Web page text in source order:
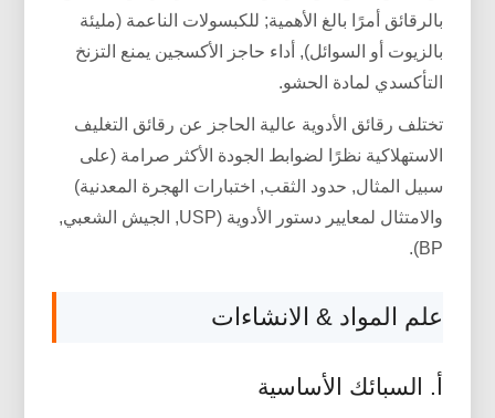
بالرقائق أمرًا بالغ الأهمية; للكبسولات الناعمة (مليئة
بالزيوت أو السوائل), أداء حاجز الأكسجين يمنع التزنخ
التأكسدي لمادة الحشو.
تختلف رقائق الأدوية عالية الحاجز عن رقائق التغليف
الاستهلاكية نظرًا لضوابط الجودة الأكثر صرامة (على
سبيل المثال, حدود الثقب, اختبارات الهجرة المعدنية)
والامتثال لمعايير دستور الأدوية (USP, الجيش الشعبي,
BP).
علم المواد & الانشاءات
أ. السبائك الأساسية